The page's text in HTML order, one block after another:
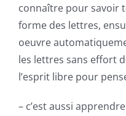
connaître pour savoir
forme des lettres,
oeuvre
les lettres sans effort
l’esprit libre pour
– c’est aussi